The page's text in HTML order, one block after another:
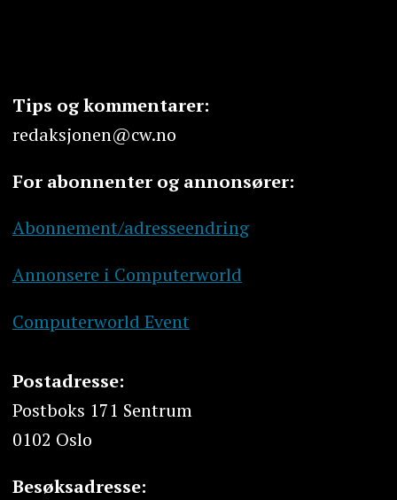
Tips og kommentarer:
redaksjonen@cw.no
For abonnenter og annonsører:
Abonnement/adresseendring
Annonsere i Computerworld
Computerworld Event
Postadresse:
Postboks 171 Sentrum
0102 Oslo
Besøksadresse: